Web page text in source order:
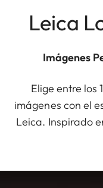
Leica
Imágenes
Elige entre los
imágenes con el
Leica. Inspirado